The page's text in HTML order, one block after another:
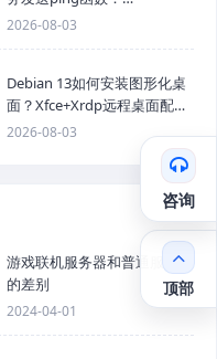
generic_ping
2026-08-03
Debian 13如何安装图形化桌
面？Xfce+Xrdp远程桌面配置
教程
2026-08-03
游戏联机服务器和普通服务器
的差别
2024-04-01
咨询
顶部